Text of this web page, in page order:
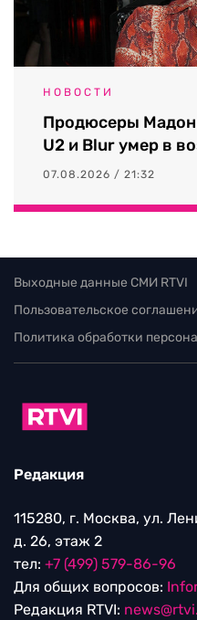
НОВОСТИ
Продюсеры
U2 и Blur умер в
07.08.2026 / 21:32
Выходные данные СМИ RTVI
Пользовательское
Политика обработки
Редакция
115280, г. Москва, ул.
д. 26, этаж 2
тел: +7 (499) 579-86-96
Для общих вопросов:
Редакция RTVI: